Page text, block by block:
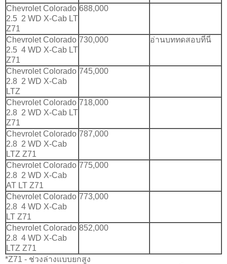
Chevrolet Colorado
2.5 2 WD X-Cab LT
Z71
688,000
Chevrolet Colorado
2.5 4 WD X-Cab LT
Z71
730,000 อ่านบททดสอบที่นี่
Chevrolet Colorado
2.8 2 WD X-Cab
LTZ
745,000
Chevrolet Colorado
2.8 2 WD X-Cab LT
Z71
718,000
Chevrolet Colorado
2.8 2 WD X-Cab
LTZ Z71
787,000
Chevrolet Colorado
2.8 2 WD X-Cab
AT LT Z71
775,000
Chevrolet Colorado
2.8 4 WD X-Cab
LT Z71
773,000
Chevrolet Colorado
2.8 4 WD X-Cab
LTZ Z71
852,000
*Z71 - ช่วงล่างแบบยกสูง